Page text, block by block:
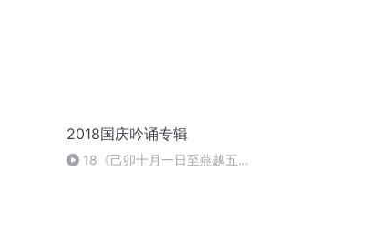
2018国庆吟诵专辑
18《己卯十月一日至燕越五